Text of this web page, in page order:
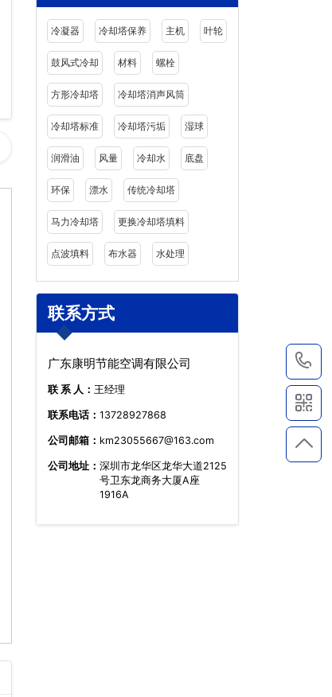
冷凝器 冷却塔保养 主机 叶轮
鼓风式冷却 材料 螺栓
方形冷却塔 冷却塔消声风筒
冷却塔标准 冷却塔污垢 湿球
润滑油 风量 冷却水 底盘
环保 漂水 传统冷却塔
马力冷却塔 更换冷却塔填料
点波填料 布水器 水处理
联系方式
广东康明节能空调有限公司
联 系 人： 王经理
联系电话： 13728927868
公司邮箱： km23055667@163.com
公司地址： 深圳市龙华区龙华大道2125
号卫东龙商务大厦A座
1916A